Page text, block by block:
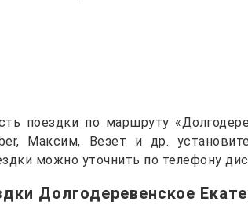
поездки по маршруту
Максим, Везет и др.
можно уточнить по телефону
Долгодеревенское